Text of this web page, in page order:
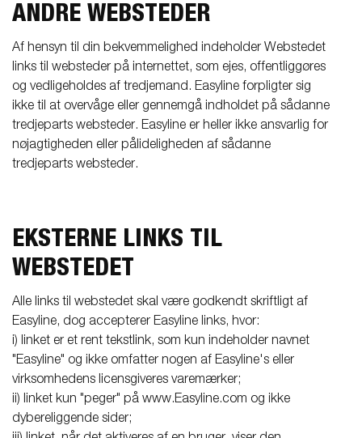
ANDRE WEBSTEDER
Af hensyn til din bekvemmelighed indeholder Webstedet
links til websteder på internettet, som ejes, offentliggøres
og vedligeholdes af tredjemand. Easyline forpligter sig
ikke til at overvåge eller gennemgå indholdet på sådanne
tredjeparts websteder. Easyline er heller ikke ansvarlig for
nøjagtigheden eller pålideligheden af sådanne
tredjeparts websteder.
EKSTERNE LINKS TIL
WEBSTEDET
Alle links til webstedet skal være godkendt skriftligt af
Easyline, dog accepterer Easyline links, hvor:
i) linket er et rent tekstlink, som kun indeholder navnet
"Easyline" og ikke omfatter nogen af Easyline's eller
virksomhedens licensgiveres varemærker;
ii) linket kun "peger" på www.Easyline.com og ikke
dybereliggende sider;